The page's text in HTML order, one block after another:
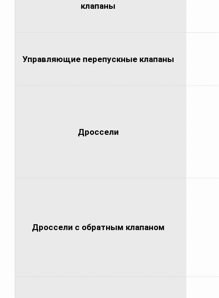
клапаны
Управляющие перепускные клапаны
Дроссели
Дроссели с обратным клапаном